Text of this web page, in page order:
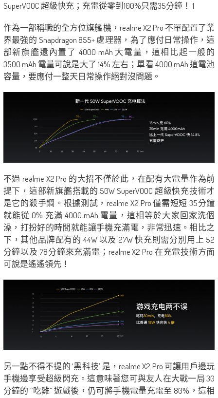
作為一部稱職的全方位旗艦機，realme X2 Pro 不單配置了業
界最強的 Snapdragon 855+ 處理器，為了應付日常操作，這
部新旗艦還內置了 4000 mAh 大電量，這相比起一般的
3500 mAh 電量可說是大了 14% 左右；單看 4000 mAh 這電池
容量，要應付一整天日常操作絕對沒問題。
不過 realme X2 Pro 的大招不僅於此，在配有大電量作為前
提下，這部新旗艦搭載的 50W SuperVOOC 超級快充技術才
是它的殺手鐧。根據測試，realme X2 Pro 僅需短短 35分鐘
就能從 0% 充滿 4000 mAh 電量，這相等於大家回家洗個
澡，打扮好的時間就能讓手機充滿電，非常迅速。相比之
下，其他品牌配有的 44W 以及 27W 快充則需分別用上 52
分鐘以及 78分鐘來充滿電；realme X2 Pro 在充電技術方面
可說是遙遙領先！
另一點不得不提的 ‘黑科技’ 是，realme X2 Pro 可讓用戶邊玩
手機邊享受超級閃充。這意味著您可與友人在大戰一局 30
分鐘的 ”吃雞“ 遊戲後，仍可將手機電量充電至 80%，這相